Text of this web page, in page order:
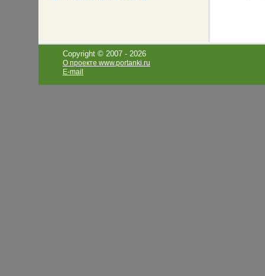
Copyright © 2007 - 2026
О проекте www.portanki.ru
E-mail